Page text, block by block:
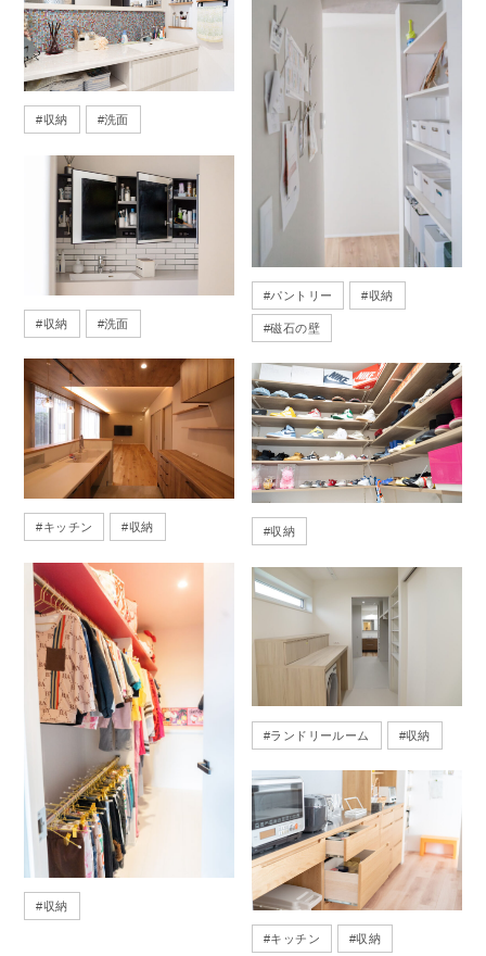
#収納 #洗面
#収納 #洗面
#キッチン #収納
#収納
#パントリー #収納
#磁石の壁
#収納
#ランドリールーム #収納
#キッチン #収納